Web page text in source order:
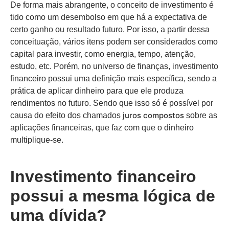
De forma mais abrangente, o conceito de investimento é
tido como um desembolso em que há a expectativa de
certo ganho ou resultado futuro. Por isso, a partir dessa
conceituação, vários itens podem ser considerados como
capital para investir, como energia, tempo, atenção,
estudo, etc. Porém, no universo de finanças, investimento
financeiro possui uma definição mais específica, sendo a
prática de aplicar dinheiro para que ele produza
rendimentos no futuro. Sendo que isso só é possível por
causa do efeito dos chamados juros compostos sobre as
aplicações financeiras, que faz com que o dinheiro
multiplique-se.
Investimento financeiro
possui a mesma lógica de
uma dívida?